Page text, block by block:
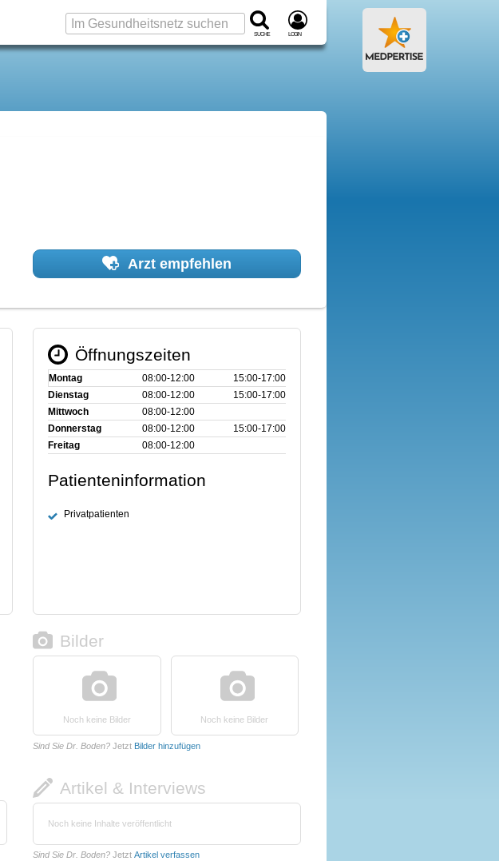
Suche Login
Arzt empfehlen
Öffnungszeiten
Montag 08:00‑12:00
15:00‑17:00
Dienstag
08:00‑12:00
15:00‑17:00
Mittwoch
08:00‑12:00
Donnerstag
08:00‑12:00
15:00‑17:00
Freitag
08:00‑12:00
Patienteninformation
Privatpatienten
Bilder
Noch keine Bilder Noch keine Bilder
Sind Sie Dr. Boden? Jetzt Bilder hinzufügen
Artikel & Interviews
Noch keine Inhalte veröffentlicht
Sind Sie Dr. Boden? Jetzt Artikel verfassen